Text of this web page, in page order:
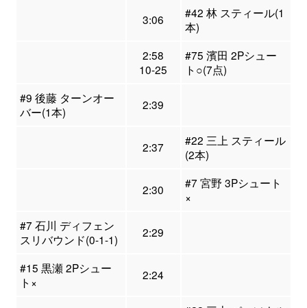
3:06
#42 林 スティール(1
本)
2:58
10-25
#75 濱田 2Pシュー
ト○(7点)
#9 後藤 ターンオー
バー(1本)
2:39
2:37
#22 三上 スティール
(2本)
2:30
#7 宮野 3Pシュート
×
#7 石川 ディフェン
スリバウンド(0-1-1)
2:29
#15 黒瀬 2Pシュー
ト×
2:24